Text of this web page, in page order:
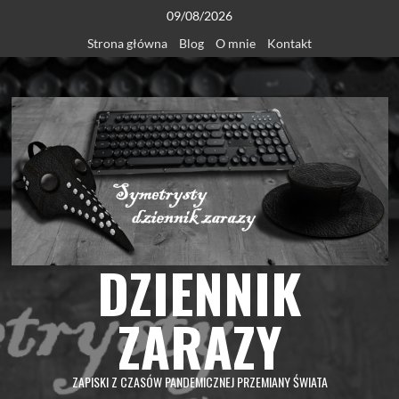
content
09/08/2026
Strona główna
Blog O mnie Kontakt
DZIENNIK
ZARAZY
ZAPISKI Z CZASÓW PANDEMICZNEJ PRZEMIANY ŚWIATA